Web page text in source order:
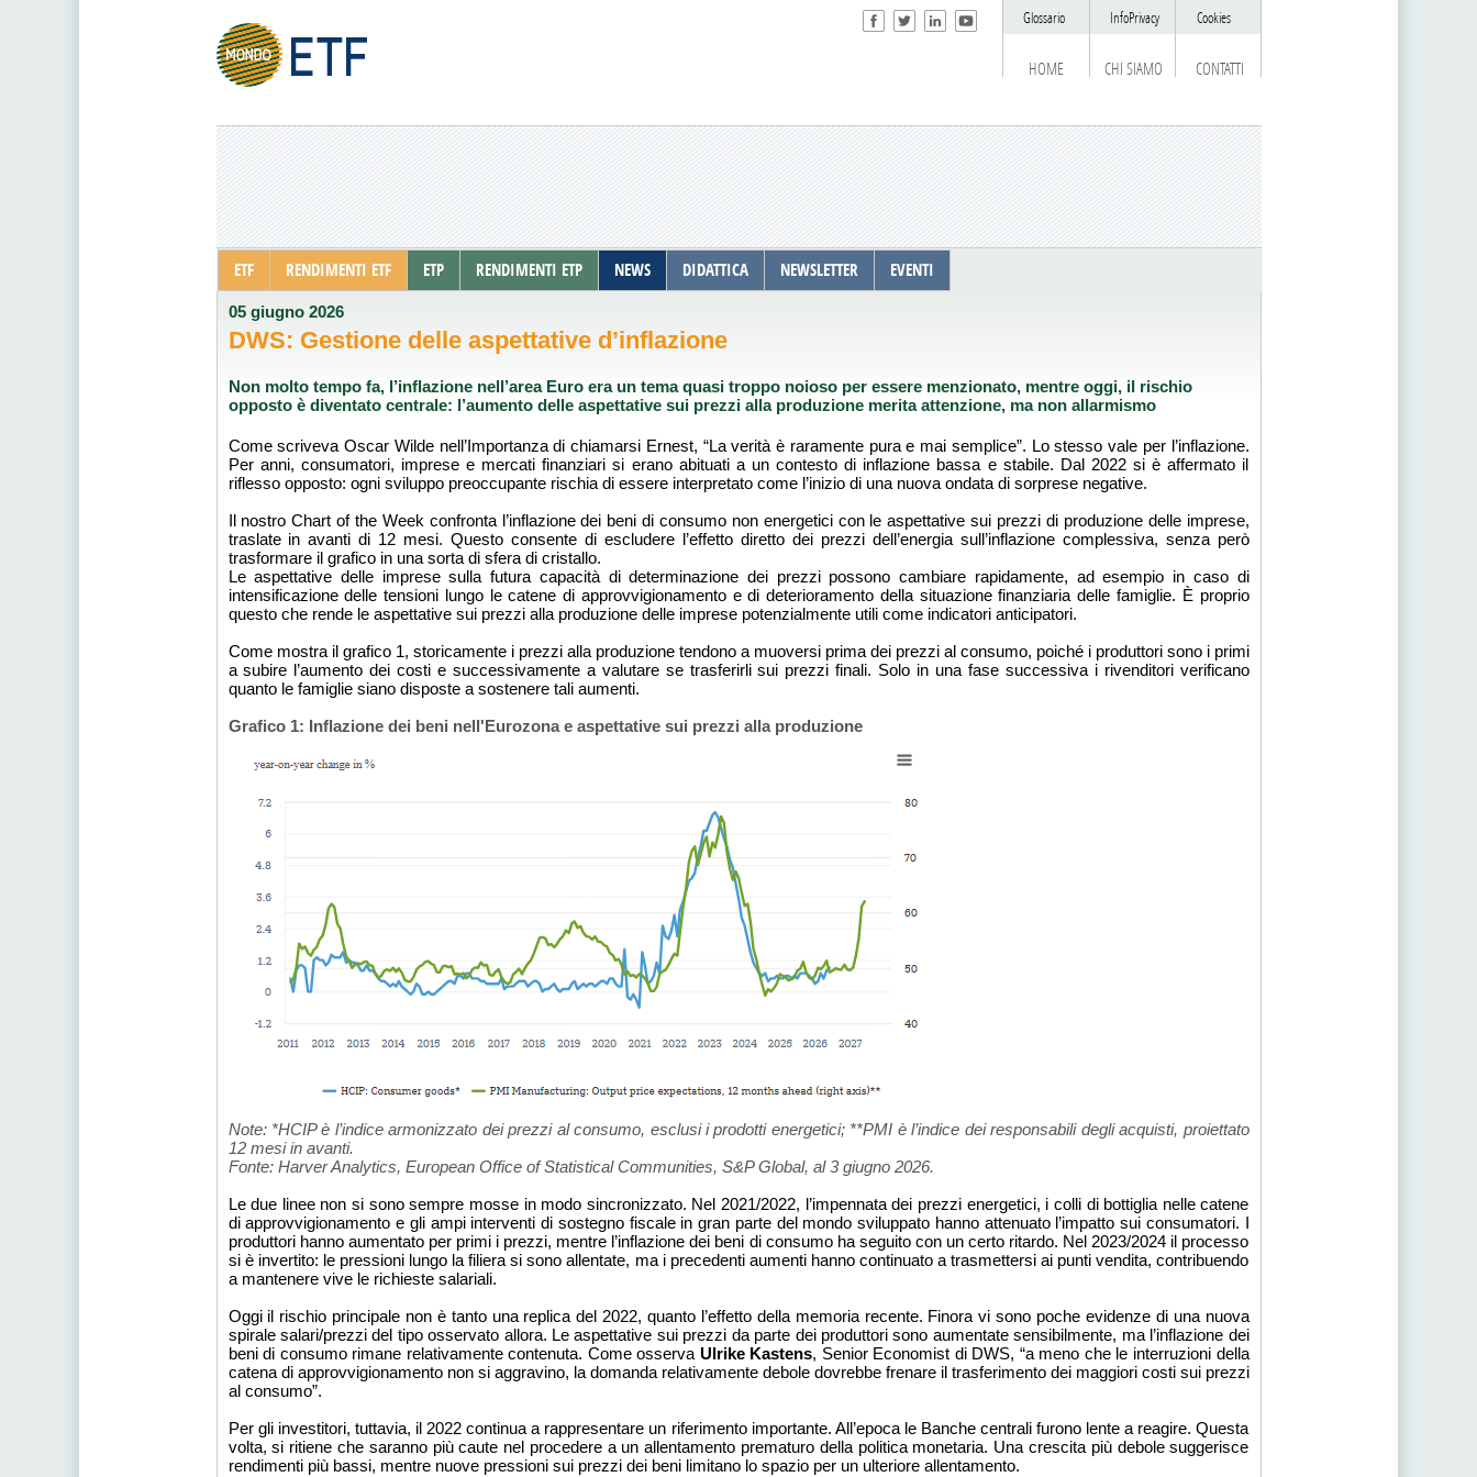
HOME CHI SIAMO CONTATTI
Glossario InfoPrivacy Cookies
ETF RENDIMENTI ETF ETP RENDIMENTI ETP NEWS DIDATTICA NEWSLETTER EVENTI
05 giugno 2026
DWS: Gestione delle aspettative d’inflazione
Non molto tempo fa, l’inflazione nell’area Euro era un tema quasi troppo noioso per essere menzionato, mentre oggi, il rischio
opposto è diventato centrale: l’aumento delle aspettative sui prezzi alla produzione merita attenzione, ma non allarmismo
Come scriveva Oscar Wilde nell’Importanza di chiamarsi Ernest, “La verità è raramente pura e mai semplice”. Lo stesso vale per l’inflazione.
Per anni, consumatori, imprese e mercati finanziari si erano abituati a un contesto di inflazione bassa e stabile. Dal 2022 si è affermato il
riflesso opposto: ogni sviluppo preoccupante rischia di essere interpretato come l’inizio di una nuova ondata di sorprese negative.
Il nostro Chart of the Week confronta l’inflazione dei beni di consumo non energetici con le aspettative sui prezzi di produzione delle imprese,
traslate in avanti di 12 mesi. Questo consente di escludere l’effetto diretto dei prezzi dell’energia sull’inflazione complessiva, senza però
trasformare il grafico in una sorta di sfera di cristallo.
Le aspettative delle imprese sulla futura capacità di determinazione dei prezzi possono cambiare rapidamente, ad esempio in caso di
intensificazione delle tensioni lungo le catene di approvvigionamento e di deterioramento della situazione finanziaria delle famiglie. È proprio
questo che rende le aspettative sui prezzi alla produzione delle imprese potenzialmente utili come indicatori anticipatori.
Come mostra il grafico 1, storicamente i prezzi alla produzione tendono a muoversi prima dei prezzi al consumo, poiché i produttori sono i primi
a subire l’aumento dei costi e successivamente a valutare se trasferirli sui prezzi finali. Solo in una fase successiva i rivenditori verificano
quanto le famiglie siano disposte a sostenere tali aumenti.
Grafico 1: Inflazione dei beni nell'Eurozona e aspettative sui prezzi alla produzione
Note: *HCIP è l’indice armonizzato dei prezzi al consumo, esclusi i prodotti energetici; **PMI è l’indice dei responsabili degli acquisti, proiettato
12 mesi in avanti.
Fonte: Harver Analytics, European Office of Statistical Communities, S&P Global, al 3 giugno 2026.
Le due linee non si sono sempre mosse in modo sincronizzato. Nel 2021/2022, l’impennata dei prezzi energetici, i colli di bottiglia nelle catene
di approvvigionamento e gli ampi interventi di sostegno fiscale in gran parte del mondo sviluppato hanno attenuato l’impatto sui consumatori. I
produttori hanno aumentato per primi i prezzi, mentre l’inflazione dei beni di consumo ha seguito con un certo ritardo. Nel 2023/2024 il processo
si è invertito: le pressioni lungo la filiera si sono allentate, ma i precedenti aumenti hanno continuato a trasmettersi ai punti vendita, contribuendo
a mantenere vive le richieste salariali.
Oggi il rischio principale non è tanto una replica del 2022, quanto l’effetto della memoria recente. Finora vi sono poche evidenze di una nuova
spirale salari/prezzi del tipo osservato allora. Le aspettative sui prezzi da parte dei produttori sono aumentate sensibilmente, ma l’inflazione dei
beni di consumo rimane relativamente contenuta. Come osserva Ulrike Kastens, Senior Economist di DWS, “a meno che le interruzioni della
catena di approvvigionamento non si aggravino, la domanda relativamente debole dovrebbe frenare il trasferimento dei maggiori costi sui prezzi
al consumo”.
Per gli investitori, tuttavia, il 2022 continua a rappresentare un riferimento importante. All’epoca le Banche centrali furono lente a reagire. Questa
volta, si ritiene che saranno più caute nel procedere a un allentamento prematuro della politica monetaria. Una crescita più debole suggerisce
rendimenti più bassi, mentre nuove pressioni sui prezzi dei beni limitano lo spazio per un ulteriore allentamento.